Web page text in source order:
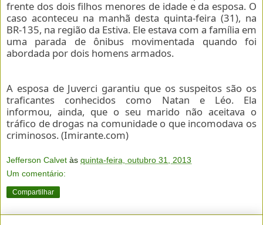
frente dos dois filhos menores de idade e da esposa. O
caso aconteceu na manhã desta quinta-feira (31), na
BR-135, na região da Estiva. Ele estava com a família em
uma parada de ônibus movimentada quando foi
abordada por dois homens armados.
A esposa de Juverci garantiu que os suspeitos são os
traficantes conhecidos como Natan e Léo. Ela
informou, ainda, que o seu marido não aceitava o
tráfico de drogas na comunidade o que incomodava os
criminosos. (Imirante.com)
Jefferson Calvet às quinta-feira, outubro 31, 2013
Um comentário:
Compartilhar